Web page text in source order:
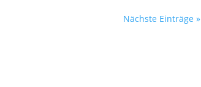
Nächste Einträge »